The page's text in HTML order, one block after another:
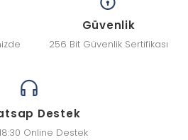
Güvenlik
256 Bit Güvenlik Sertifikası
Destek
Online Destek